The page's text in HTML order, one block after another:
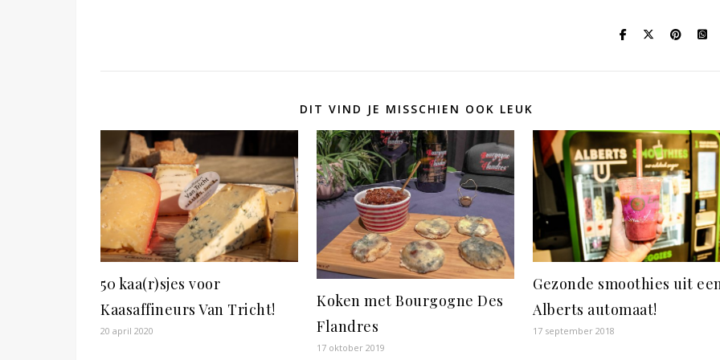
DIT VIND JE MISSCHIEN OOK LEUK
50 kaa(r)sjes voor
Kaasaffineurs Van Tricht!
20 april 2020
Koken met Bourgogne Des
Flandres
17 oktober 2019
Gezonde smoothies uit
Alberts automaat!
17 september 2018